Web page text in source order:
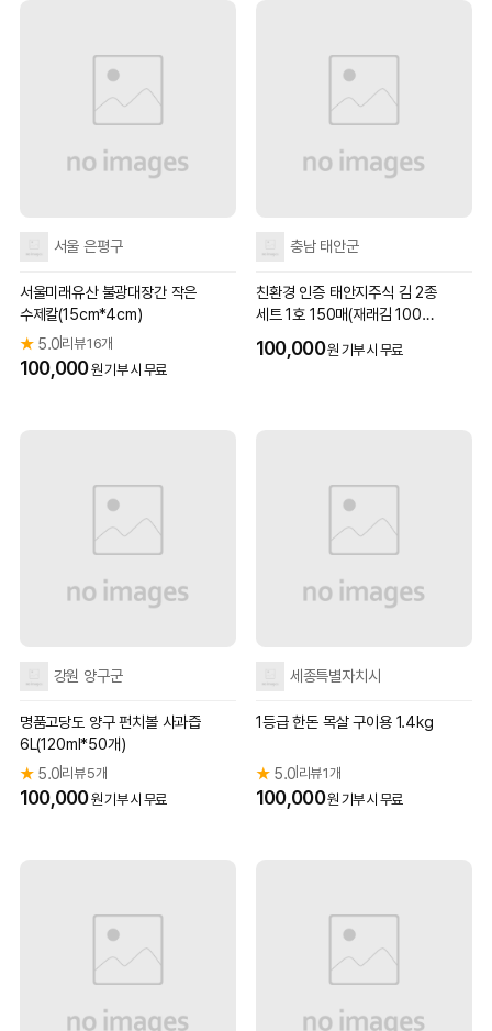
서울 은평구
서울미래유산 불광대장간 작은
수제칼(15cm*4cm)
★5.0 리뷰 16개
100,000원 기부 시 무료
충남 태안군
친환경 인증 태안지주식 김 2종
세트 1호 150매(재래김 100매
100,000원 기부 시 무료
강원 양구군
명품고당도 양구 펀치볼 사과즙
6L(120ml*50개)
★5.0 리뷰 5개
100,000원 기부 시 무료
세종특별자치시
1등급 한돈 목살 구이용 1.4kg
★ 5.0 리뷰 1개
100,000원 기부 시 무료